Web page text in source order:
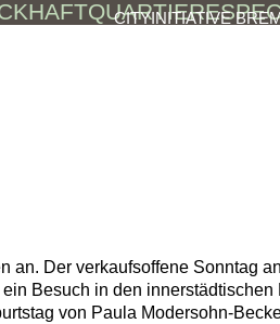
CITYINITIATIVE
QUARTIERE
Der verkaufsoffene Sonntag
Besuch in den
von Paula Modersohn-